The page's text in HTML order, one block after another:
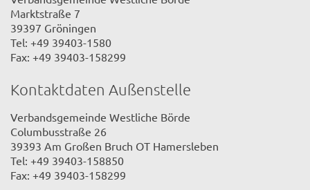
Marktstraße 7
39397 Gröningen
Tel: +49 39403-1580
Fax: +49 39403-158299
Kontaktdaten Außenstelle
Verbandsgemeinde Westliche Börde
Columbusstraße 26
39393 Am Großen Bruch OT Hamersleben
Tel: +49 39403-158850
Fax: +49 39403-158299